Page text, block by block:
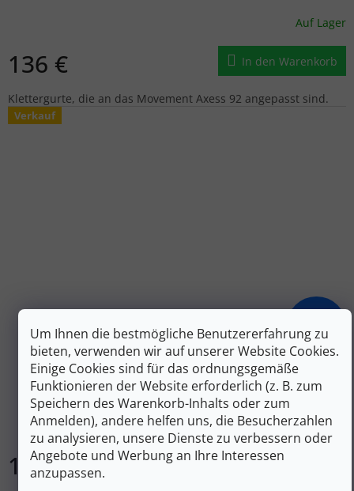
Um Ihnen die bestmögliche Benutzererfahrung zu
bieten, verwenden wir auf unserer Website Cookies.
Einige Cookies sind für das ordnungsgemäße
Funktionieren der Website erforderlich (z. B. zum
Speichern des Warenkorb-Inhalts oder zum
Anmelden), andere helfen uns, die Besucherzahlen
zu analysieren, unsere Dienste zu verbessern oder
Angebote und Werbung an Ihre Interessen
anzupassen.
Auf Lager
136 € In den Warenkorb
Klettergurte, die an das Movement Axess 92 angepasst sind.
Verkauf
–29 %
MOVEMENT Skialp-Bänder MIX - AXESS 86 / LOGIC 86 -
161
Auf Lager
136 € In den Warenkorb